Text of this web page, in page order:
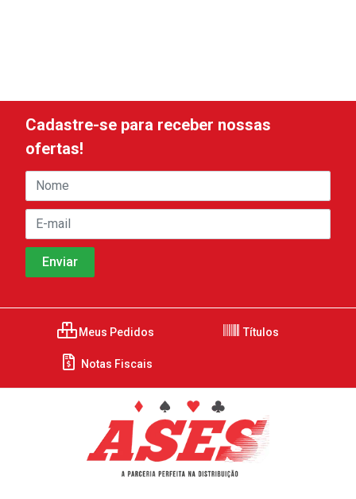
Cadastre-se para receber nossas
ofertas!
Meus Pedidos Títulos
Notas Fiscais